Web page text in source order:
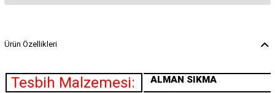
Ürün Özellikleri
Tesbih Malzemesi: ALMAN SIKMA